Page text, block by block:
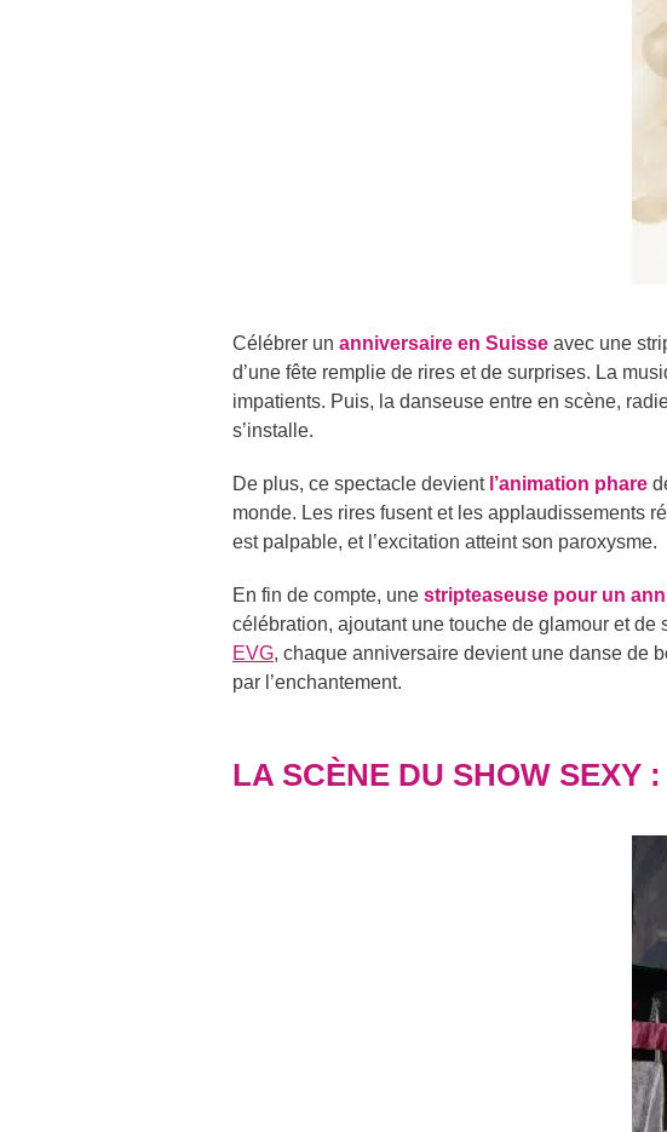
Célébrer un anniversaire en Suisse avec une
d’une fête remplie de rires et de surprises. La
impatients. Puis, la danseuse entre en scène,
s’installe.
De plus, ce spectacle devient l’animation phare
monde. Les rires fusent et les applaudissements
est palpable, et l’excitation atteint son paroxysme.
En fin de compte, une stripteaseuse pour un
célébration, ajoutant une touche de glamour et de
EVG, chaque anniversaire devient une danse de
par l’enchantement.
LA SCÈNE DU SHOW SEXY